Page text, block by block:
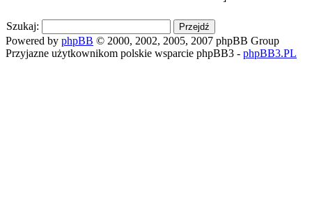
Szukaj:
Powered by phpBB © 2000, 2002, 2005, 2007 phpBB Group
Przyjazne użytkownikom polskie wsparcie phpBB3 - phpBB3.PL